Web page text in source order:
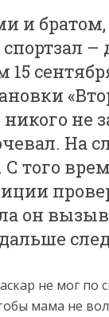
и
никого
На
того
он
не мог по
мама не